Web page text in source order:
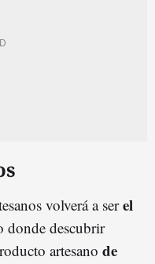
volverá a serel
donde descubrir
artesano de